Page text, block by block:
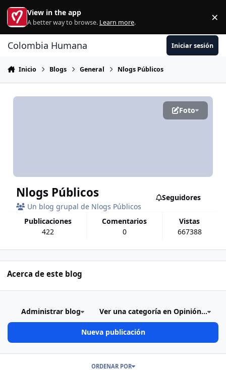
Ir al contenido
View in the app
A better way to browse. Learn more. ×
Colombia Humana Iniciar sesión
Inicio Blogs General Nlogs Públicos
Foto
Nlogs Públicos
Un blog grupal de Nlogs Públicos
publicaciones
422
comentarios
0
vistas
667388
Seguidores
Acerca de este blog
Administrar blog Ver una categoría en Opinión...
Nueva publicación
ORDENAR POR